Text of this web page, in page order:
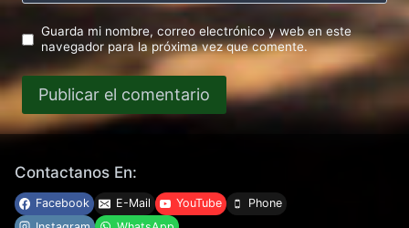
Guarda mi nombre, correo electrónico y web en este
navegador para la próxima vez que comente.
Contactanos En:
Facebook E-Mail YouTube
Phone